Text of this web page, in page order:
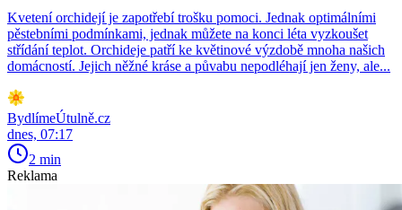
Kvetení orchidejí je zapotřebí trošku pomoci. Jednak optimálními
pěstebními podmínkami, jednak můžete na konci léta vyzkoušet
střídání teplot. Orchideje patří ke květinové výzdobě mnoha našich
domácností. Jejich něžné kráse a půvabu nepodléhají jen ženy, ale...
BydlímeÚtulně.cz
dnes, 07:17
2 min
Reklama